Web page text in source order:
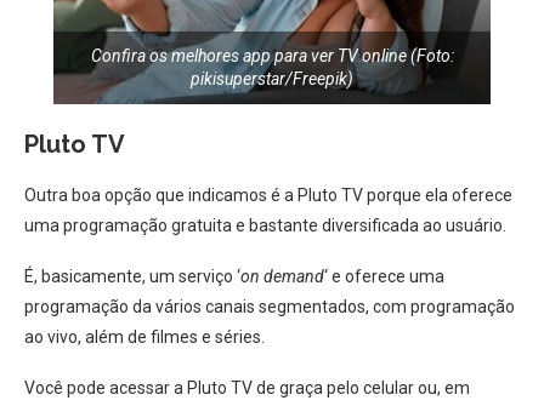
Confira os melhores app para ver TV online (Foto:
pikisuperstar/Freepik)
Pluto TV
Outra boa opção que indicamos é a Pluto TV porque ela oferece
uma programação gratuita e bastante diversificada ao usuário.
É, basicamente, um serviço ‘on demand‘ e oferece uma
programação da vários canais segmentados, com programação
ao vivo, além de filmes e séries.
Você pode acessar a Pluto TV de graça pelo celular ou, em